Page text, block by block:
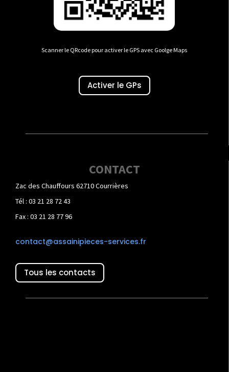
Scanner le QRcode pour activer le GPS avec Goolge Maps
Activer le GPs
CONTACT
Zac des Chauffours 62710 Courrières
Tél : 03 21 28 72 43
Fax : 03 21 28 77 96
contact@assainipieces-services.fr
Tous les contacts